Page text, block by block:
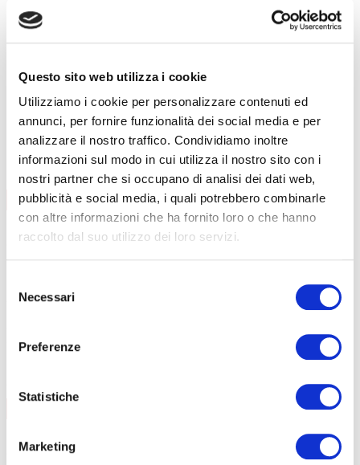
Questo sito web utilizza i cookie
Utilizziamo i cookie per personalizzare contenuti ed
annunci, per fornire funzionalità dei social media e per
analizzare il nostro traffico. Condividiamo inoltre
informazioni sul modo in cui utilizza il nostro sito con i
nostri partner che si occupano di analisi dei dati web,
pubblicità e social media, i quali potrebbero combinarle
con altre informazioni che ha fornito loro o che hanno
raccolto dal suo utilizzo dei loro servizi.
delNecessari
Preferenze
Statistiche
Marketing
Addetti al primo soccorso
Formazione lavoratori
PES/PAV
Preposti
FORMAZIONE LAVORATORI
AGGIORNAMENTO
CONTENUTI CORSO
durata
sede
6 ore
DETTAGLI E ISCRIZIONE
sede
prezzo
FORMAZIONE GENERALE
CONTENUTI CORSO
durata